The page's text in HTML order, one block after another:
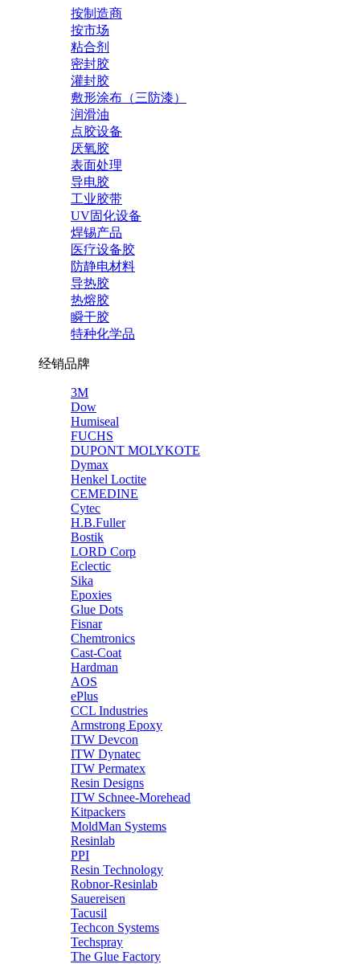
按制造商
按市场
粘合剂
密封胶
灌封胶
敷形涂布（三防漆）
润滑油
点胶设备
厌氧胶
表面处理
导电胶
工业胶带
UV固化设备
焊锡产品
医疗设备胶
防静电材料
导热胶
热熔胶
瞬干胶
特种化学品
经销品牌
3M
Dow
Humiseal
FUCHS
DUPONT MOLYKOTE
Dymax
Henkel Loctite
CEMEDINE
Cytec
H.B.Fuller
Bostik
LORD Corp
Eclectic
Sika
Epoxies
Glue Dots
Fisnar
Chemtronics
Cast-Coat
Hardman
AOS
ePlus
CCL Industries
Armstrong Epoxy
ITW Devcon
ITW Dynatec
ITW Permatex
Resin Designs
ITW Schnee-Morehead
Kitpackers
MoldMan Systems
Resinlab
PPI
Resin Technology
Robnor-Resinlab
Sauereisen
Tacusil
Techcon Systems
Techspray
The Glue Factory